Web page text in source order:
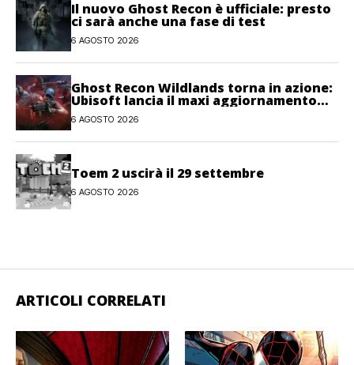
Il nuovo Ghost Recon è ufficiale: presto
ci sarà anche una fase di test
6 AGOSTO 2026
Ghost Recon Wildlands torna in azione:
Ubisoft lancia il maxi aggiornamento
gratuito Last Rites
6 AGOSTO 2026
Toem 2 uscirà il 29 settembre
6 AGOSTO 2026
ARTICOLI CORRELATI